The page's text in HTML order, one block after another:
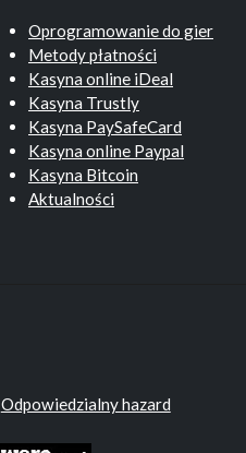
Oprogramowanie do gier
Metody płatności
Kasyna online iDeal
Kasyna Trustly
Kasyna PaySafeCard
Kasyna online Paypal
Kasyna Bitcoin
Aktualności
Odpowiedzialny hazard